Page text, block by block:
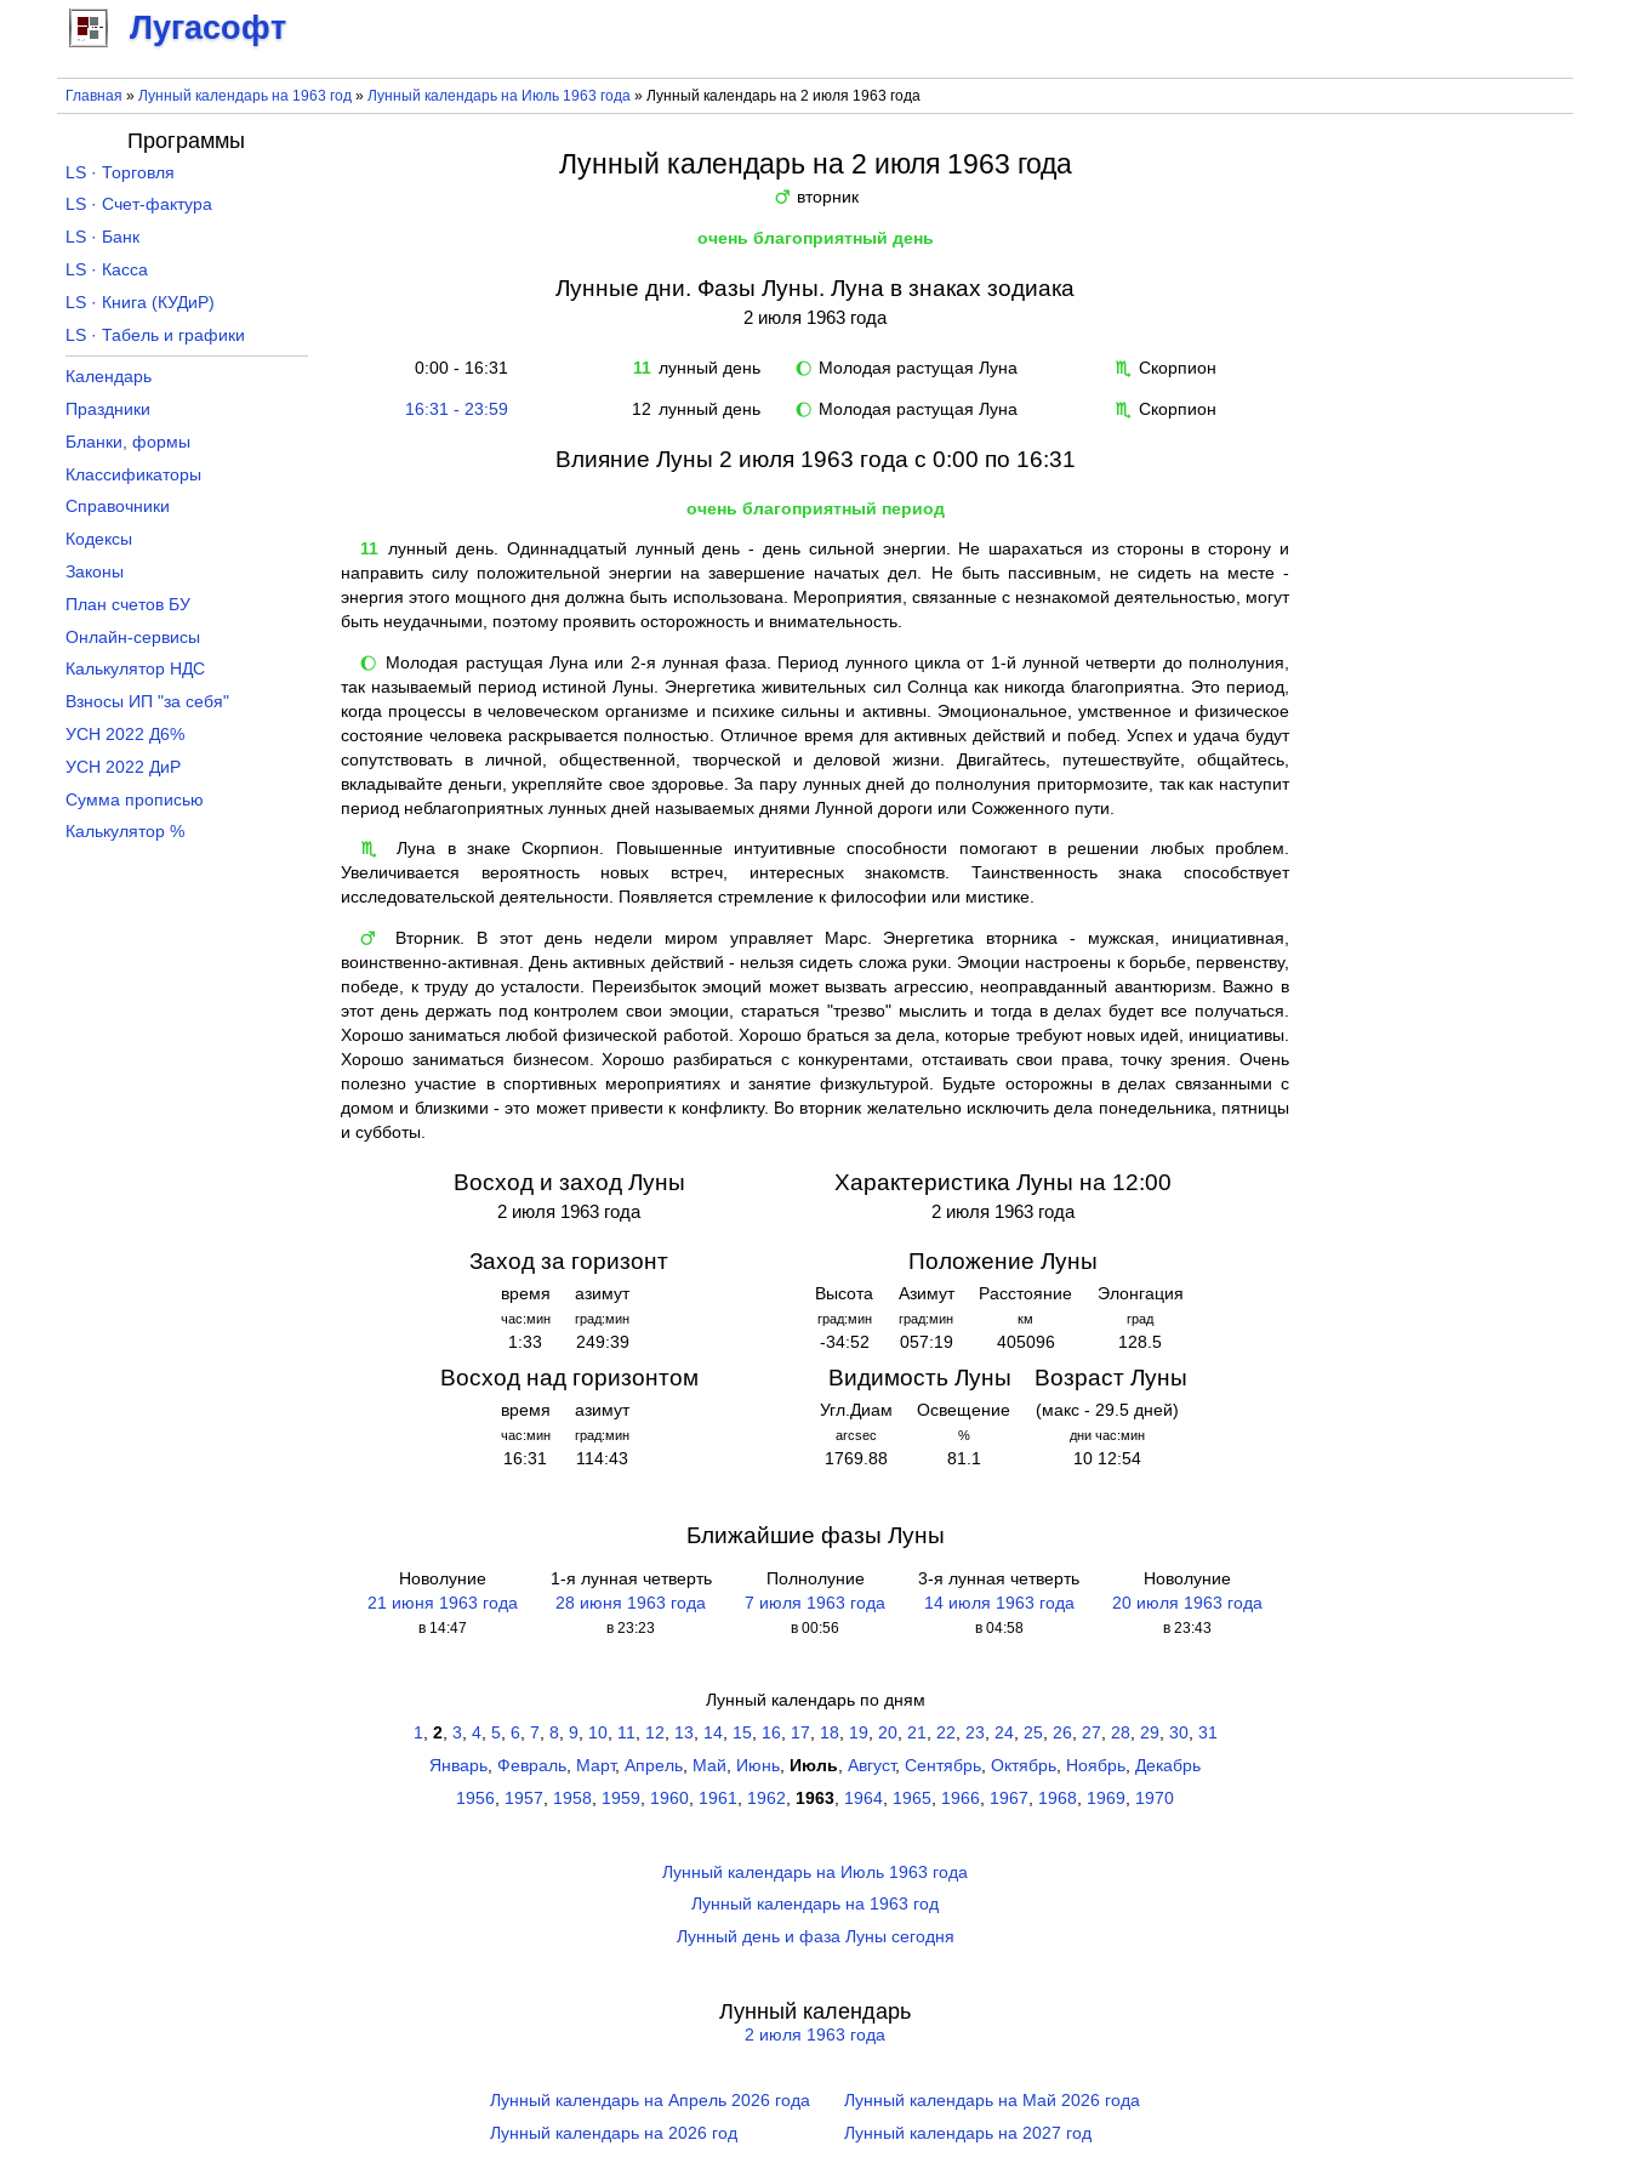
Лугасофт
Главная » Лунный календарь на 1963 год» Лунный календарь на Июль 1963 года» Лунный календарь на 2 июля 1963 года
Лунный календарь на 2 июля 1963 года
♂ вторник
очень благоприятный день
Лунные дни. Фазы Луны. Луна в знаках зодиака
2 июля 1963 года
0:00 - 16:31 11 лунный день 🌔 Молодая растущая Луна ♏ Скорпион
16:31 - 23:59 12 лунный день 🌔 Молодая растущая Луна ♏ Скорпион
Влияние Луны 2 июля 1963 года с 0:00 по 16:31
очень благоприятный период
11 лунный день. Одиннадцатый лунный день - день сильной энергии. Не шарахаться из стороны в сторону и
направить силу положительной энергии на завершение начатых дел. Не быть пассивным, не сидеть на месте -
энергия этого мощного дня должна быть использована. Мероприятия, связанные с незнакомой деятельностью, могут
быть неудачными, поэтому проявить осторожность и внимательность.
🌔
Молодая растущая Луна или 2-я лунная фаза. Период лунного цикла от 1-й лунной четверти до полнолуния,
так называемый период истиной Луны. Энергетика живительных сил Солнца как никогда благоприятна. Это период,
когда процессы в человеческом организме и психике сильны и активны. Эмоциональное, умственное и физическое
состояние человека раскрывается полностью. Отличное время для активных действий и побед. Успех и удача будут
сопутствовать в личной, общественной, творческой и деловой жизни. Двигайтесь, путешествуйте, общайтесь,
вкладывайте деньги, укрепляйте свое здоровье. За пару лунных дней до полнолуния притормозите, так как наступит
период неблагоприятных лунных дней называемых днями Лунной дороги или Сожженного пути.
♏
Луна в знаке Скорпион. Повышенные интуитивные способности помогают в решении любых проблем.
Увеличивается вероятность новых встреч, интересных знакомств. Таинственность знака способствует
исследовательской деятельности. Появляется стремление к философии или мистике.
♂
Вторник. В этот день недели миром управляет Марс. Энергетика вторника - мужская, инициативная,
воинственно-активная. День активных действий - нельзя сидеть сложа руки. Эмоции настроены к борьбе, первенству,
победе, к труду до усталости. Переизбыток эмоций может вызвать агрессию, неоправданный авантюризм. Важно в
этот день держать под контролем свои эмоции, стараться "трезво" мыслить и тогда в делах будет все получаться.
Хорошо заниматься любой физической работой. Хорошо браться за дела, которые требуют новых идей, инициативы.
Хорошо заниматься бизнесом. Хорошо разбираться с конкурентами, отстаивать свои права, точку зрения. Очень
полезно участие в спортивных мероприятиях и занятие физкультурой. Будьте осторожны в делах связанными с
домом и близкими - это может привести к конфликту. Во вторник желательно исключить дела понедельника, пятницы
и субботы.
Восход и заход Луны
2 июля 1963 года
Заход за горизонт
время
час:мин
1:33
азимут
град:мин
249:39
Восход над горизонтом
время
час:мин
16:31
азимут
град:мин
114:43
Характеристика Луны на 12:00
2 июля 1963 года
Положение Луны
Высота
град:мин
-34:52
Азимут
град:мин
057:19
Расстояние
км
405096
Элонгация
град
128.5
Видимость Луны
Угл.Диам
arcsec
1769.88
Освещение
%
81.1
Возраст Луны
(макс - 29.5 дней)
дни час:мин
10 12:54
Ближайшие фазы Луны
Новолуние
21 июня 1963 года
в 14:47
1-я лунная четверть
28 июня 1963 года
в 23:23
Полнолуние
7 июля 1963 года
в 00:56
3-я лунная четверть
14 июля 1963 года
в 04:58
Новолуние
20 июля 1963 года
в 23:43
Лунный календарь по дням
1, 2, 3, 4, 5, 6, 7, 8, 9, 10, 11, 12, 13, 14, 15, 16, 17, 18, 19, 20, 21, 22, 23, 24, 25, 26, 27, 28, 29, 30, 31
Январь Февраль Март, Апрель Май Июнь Июль Август, Сентябрь Октябрь Ноябрь Декабрь
1956 1957 1958 1959 1960 1961 1962 1963 1964 1965 1966 1967 1968 1969 1970
Лунный календарь на Июль 1963 года
Лунный календарь на 1963 год
Лунный день и фаза Луны сегодня
Лунный календарь
2 июля 1963 года
Лунный календарь на Апрель 2026 года
Лунный календарь на 2026 год
Лунный календарь на Май 2026 года
Лунный календарь на 2027 год
Программы
LS · Торговля
LS · Счет-фактура
LS · Банк
LS · Касса
LS · Книга (КУДиР)
LS · Табель и графики
Календарь
Праздники
Бланки, формы
Классификаторы
Справочники
Кодексы
Законы
План счетов БУ
Онлайн-сервисы
Калькулятор НДС
Взносы ИП "за себя"
УСН 2022 Д6%
УСН 2022 ДиР
Сумма прописью
Калькулятор %